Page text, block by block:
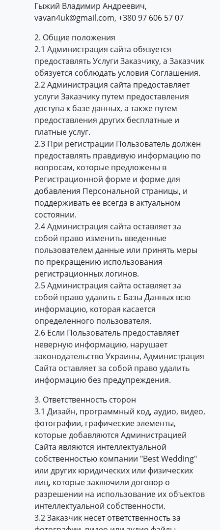
Гыжий Владимир Андреевич,
vavan4uk@gmail.com, +380 97 606 57 07
2. Общие положения
2.1 Администрация сайта обязуется
предоставлять Услуги Заказчику, а Заказчик
обязуется соблюдать условия Соглашения.
2.2 Администрация сайта предоставляет
услуги Заказчику путем предоставления
доступа к базе данных, а также путем
предоставления других бесплатные и
платные услуг.
2.3 При регистрации Пользователь должен
предоставлять правдивую информацию по
вопросам, которые предложены в
Регистрационной форме и форме для
добавления Персональной страницы, и
поддерживать ее всегда в актуальном
состоянии.
2.4 Администрация сайта оставляет за
собой право изменить введенные
пользователем данные или принять меры
по прекращению использования
регистрационных логинов.
2.5 Администрация сайта оставляет за
собой право удалить с Базы Данных всю
информацию, которая касается
определенного пользователя.
2.6 Если Пользователь предоставляет
неверную информацию, нарушает
законодательство Украины, Администрация
Сайта оставляет за собой право удалить
информацию без предупреждения.
3. Ответственность сторон
3.1 Дизайн, программный код, аудио, видео,
фотографии, графические элементы,
которые добавляются Администрацией
Сайта являются интеллектуальной
собственностью компании "Best Wedding"
или других юридических или физических
лиц, которые заключили договор о
разрешении на использование их объектов
интеллектуальной собственности.
3.2 Заказчик несет ответственность за